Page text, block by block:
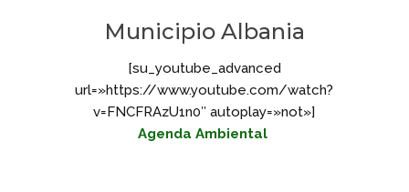
Municipio Albania
[su_youtube_advanced
url=»https://www.youtube.com/watch?
v=FNCFRAzU1n0″ autoplay=»not»]
Agenda Ambiental